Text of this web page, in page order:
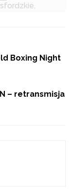
zdobywali
akcji
Boxing Night
– retransmisja